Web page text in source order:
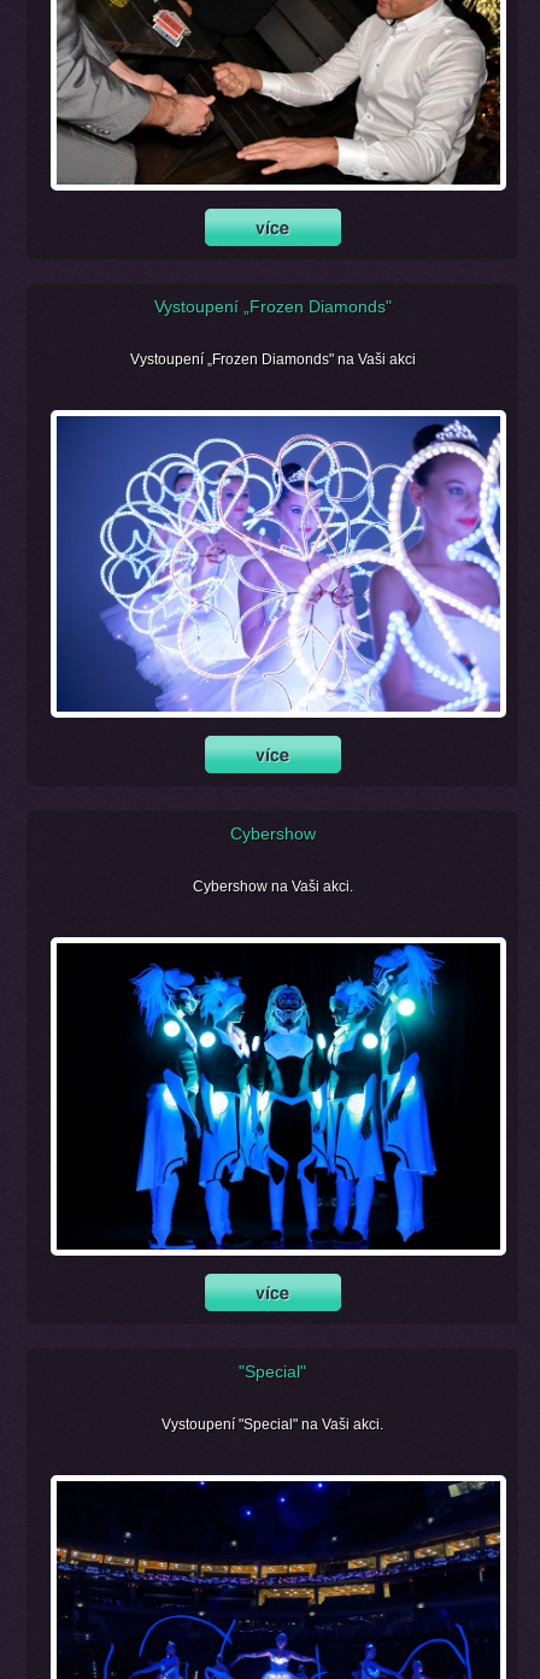
Vystoupení „Frozen Diamonds"
Vystoupení „Frozen Diamonds" na Vaši akci
Cybershow
Cybershow na Vaši akci.
"Special"
Vystoupení "Special" na Vaši akci.